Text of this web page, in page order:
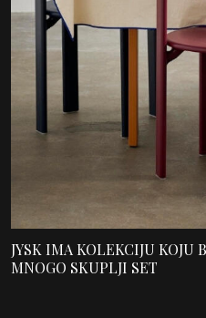
JYSK IMA KOLEKCIJU
MNOGO SKUPLJI SET